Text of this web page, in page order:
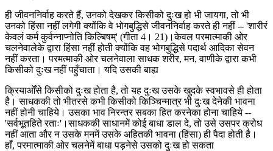
ही जीवननिर्वाह करते हैं, उनको देखकर किसीको दुःख हो भी जायगा, तो भी
उनको हिंसा नहीं लगेगी क्योंकि वे भोगबुद्धिसे जीवननिर्वाह करते ही नहीं -- 'शारीरं
केवलं कर्म कुर्वन्नाप्नोति किल्बिषम्' (गीता 4। 21)।केवल परमात्माकी ओर
चलनेवालेके द्वारा हिंसा नहीं होती क्योंकि वह भोगबुद्धिसे पदार्थ आदिका सेवन
नहीं करता। परमत्माकी ओर चलनेवाला साधक शरीर, मन, वाणीके द्वारा कभी
किसीको दुःख नहीं पहुँचाता। यदि उसकी बाह्य
क्रियाओँसे किसीको दुःख होता है, तो यह दुःख उसके खुदके स्वभावसे ही होता
है। साधककी तो भीतरसे कभी किसीको किञ्चिन्मात्र भी दुःख देनेकी भावना
नहीं होनी चाहिये। उसका भाव निरन्तर सबका हित करनेका होना चाहिये --
'सर्वभूतहिते रताः'।साधककी साधानमें कोई बाधा डाल दे, तो उसे उसपर क्रोध
नहीं आता और न उसके मनमें उसके अहितकी भावना (हिंसा) ही पैदा होती है।
हाँ, परमात्माकी ओर चलनेमें बाधा पड़नेसे उसको दुःख हो सकता